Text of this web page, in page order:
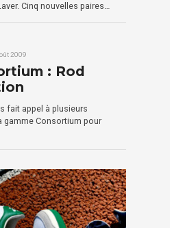
Cinq nouvelles paires…
2009
: Rod
fait appel à plusieurs
gamme Consortium pour